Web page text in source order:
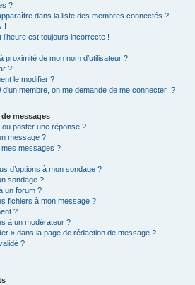
?
dans la liste des membres connectés ?
!
est toujours incorrecte !
proximité de mon nom d’utilisateur ?
?
le modifier ?
d’un membre, on me demande de me connecter !?
messages
poster une réponse ?
message ?
messages ?
d’options à mon sondage ?
sondage ?
un forum ?
fichiers à mon message ?
?
à un modérateur ?
» dans la page de rédaction de message ?
?